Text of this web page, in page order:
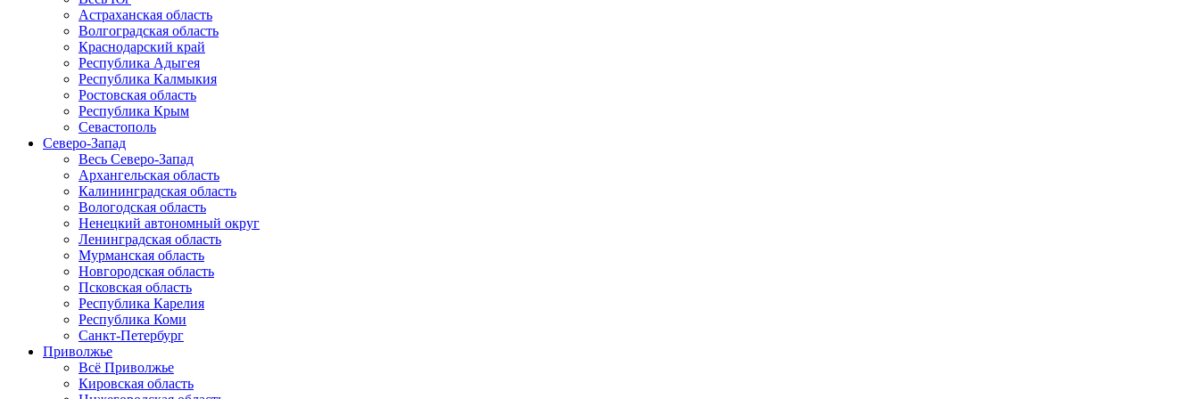
Астраханская область
Волгоградская область
Краснодарский край
Республика Адыгея
Республика Калмыкия
Ростовская область
Республика Крым
Севастополь
Северо-Запад
Весь Северо-Запад
Архангельская область
Калининградская область
Вологодская область
Ненецкий автономный округ
Ленинградская область
Мурманская область
Новгородская область
Псковская область
Республика Карелия
Республика Коми
Санкт-Петербург
Приволжье
Всё Приволжье
Кировская область